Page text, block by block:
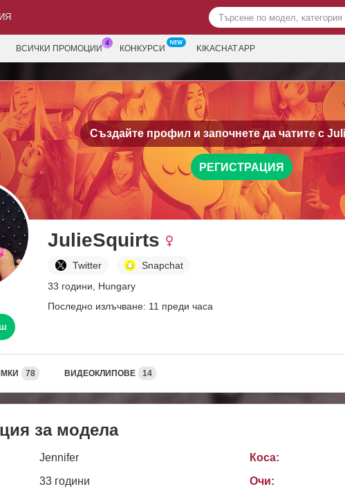
ВСИЧКИ ПРОМОЦИИ КОНКУРСИ KIKACHAT APP
Създайте профил и започнете да чатите с
РЕГИСТРАЦИЯ
JulieSquirts
Twitter
Snapchat
33 години, Hungary
Последно излъчване: 11 преди часа
78 ВИДЕОКЛИПОВЕ 14
за модела
Jennifer
33 години
Коса:
Очи: